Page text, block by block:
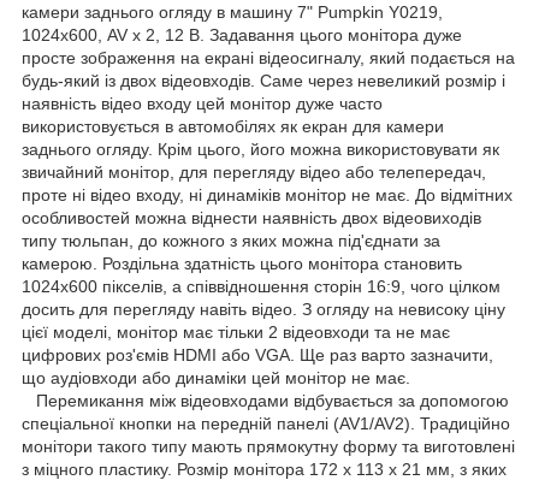
камери заднього огляду в машину 7" Pumpkin Y0219,
1024х600, AV х 2, 12 В. Задавання цього монітора дуже
просте зображення на екрані відеосигналу, який подається на
будь-який із двох відеовходів. Саме через невеликий розмір і
наявність відео входу цей монітор дуже часто
використовується в автомобілях як екран для камери
заднього огляду. Крім цього, його можна використовувати як
звичайний монітор, для перегляду відео або телепередач,
проте ні відео входу, ні динаміків монітор не має. До відмітних
особливостей можна віднести наявність двох відеовиходів
типу тюльпан, до кожного з яких можна під'єднати за
камерою. Роздільна здатність цього монітора становить
1024х600 пікселів, а співвідношення сторін 16:9, чого цілком
досить для перегляду навіть відео. З огляду на невисоку ціну
цієї моделі, монітор має тільки 2 відеовходи та не має
цифрових роз'ємів HDMI або VGA. Ще раз варто зазначити,
що аудіовходи або динаміки цей монітор не має.
Перемикання між відеовходами відбувається за допомогою
спеціальної кнопки на передній панелі (AV1/AV2). Традиційно
монітори такого типу мають прямокутну форму та виготовлені
з міцного пластику. Розмір монітора 172 х 113 х 21 мм, з яких